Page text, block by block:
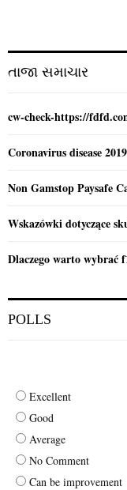
:
તાજા સમાચાર
cw-check-https://
Coronavirus disease 2019
Non Gamstop Paysafe
Wskazówki dotyczące
Dlaczego warto wybrać
POLLS
Excellent
Good
Average
No Comment
Can be improvement